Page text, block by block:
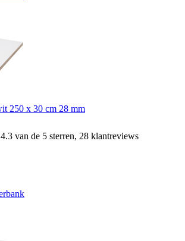
250 x 30 cm 28 mm
van de 5 sterren, 28 klantreviews